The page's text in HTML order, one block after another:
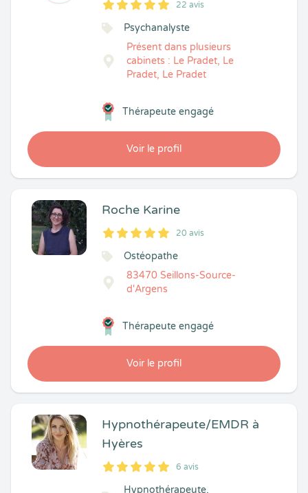
5
1
5
22 22 avis
Psychanalyste
Présent dans plusieurs
cabinets : Le Pradet, Le
Pradet, Le Pradet
Voir le profil
Thérapeute engagé
Roche Karine
5
1
5
20 20 avis
Ostéopathe
83470 Seillons-Source-
d'Argens
Voir le profil
Thérapeute engagé
Hypnothérapeute/EMDR à
Hyères
5
1
5
6 6 avis
Hypnothérapeute,